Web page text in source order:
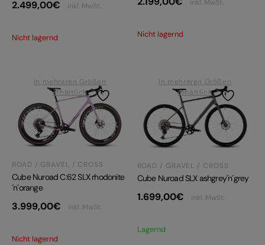
2.499,00€ inkl. MwSt.
Nicht lagernd
inkl. MwSt.
Nicht lagernd
In mehreren Größen
erhältlich
ROAD / GRAVEL / CROSS
Cube Nuroad C:62 SLX rhodonite
´n´orange
3.999,00€ inkl. MwSt.
Nicht lagernd
In mehreren Größen
erhältlich
ROAD / GRAVEL / CROSS
Cube Nuroad SLX ashgrey´n´grey
1.699,00€ inkl. MwSt.
Lagernd